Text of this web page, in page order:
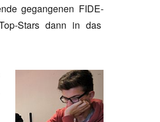
gegangenen FIDE-
Stars dann in das